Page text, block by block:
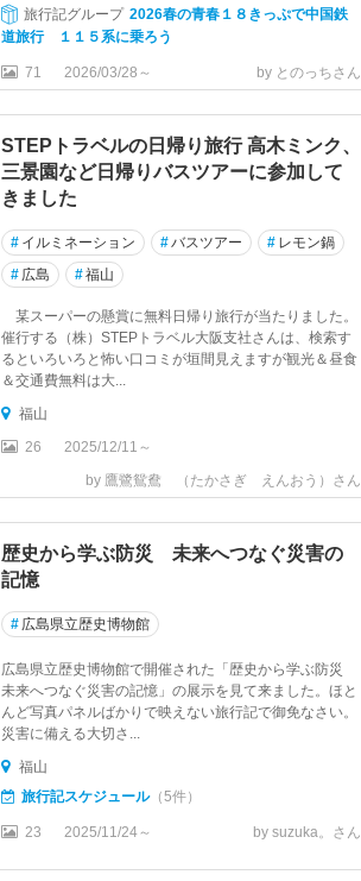
旅行記グループ 2026春の青春１８きっぷで中国鉄
道旅行 １１５系に乗ろう
71 2026/03/28～ by とのっちさん
STEPトラベルの日帰り旅行 高木ミンク、
三景園など日帰りバスツアーに参加して
きました
# イルミネーション #バスツアー # レモン鍋
# 広島 #福山
某スーパーの懸賞に無料日帰り旅行が当たりました。
催行する（株）STEPトラベル大阪支社さんは、検索す
るといろいろと怖い口コミが垣間見えますが観光＆昼食
＆交通費無料は大...
福山
26
2025/12/11～
by 鷹鷺鴛鴦 （たかさぎ えんおう）さん
歴史から学ぶ防災 未来へつなぐ災害の
記憶
# 広島県立歴史博物館
広島県立歴史博物館で開催された「歴史から学ぶ防災
未来へつなぐ災害の記憶」の展示を見て来ました。ほと
んど写真パネルばかりで映えない旅行記で御免なさい。
災害に備える大切さ...
福山
旅行記スケジュール（5件）
23 2025/11/24～ by suzuka。さん